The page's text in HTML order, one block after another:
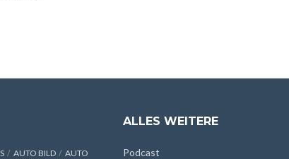
AUTO BILD
AUTO
ALLES WEITERE
Podcast